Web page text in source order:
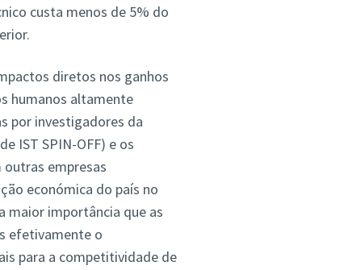
custa menos de 5% do
diretos nos ganhos
humanos altamente
por investigadores da
IST SPIN-OFF) e os
empresas
económica do país no
maior importância que as
efetivamente o
para a competitividade de